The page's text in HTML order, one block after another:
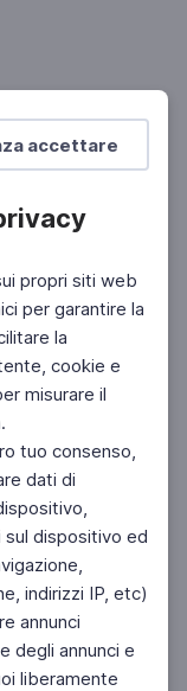
accettare
propri siti web
per garantire la
la
cookie e
misurare il
tuo consenso,
dati di
sul dispositivo ed
indirizzi IP, etc)
annunci
degli annunci e
liberamente